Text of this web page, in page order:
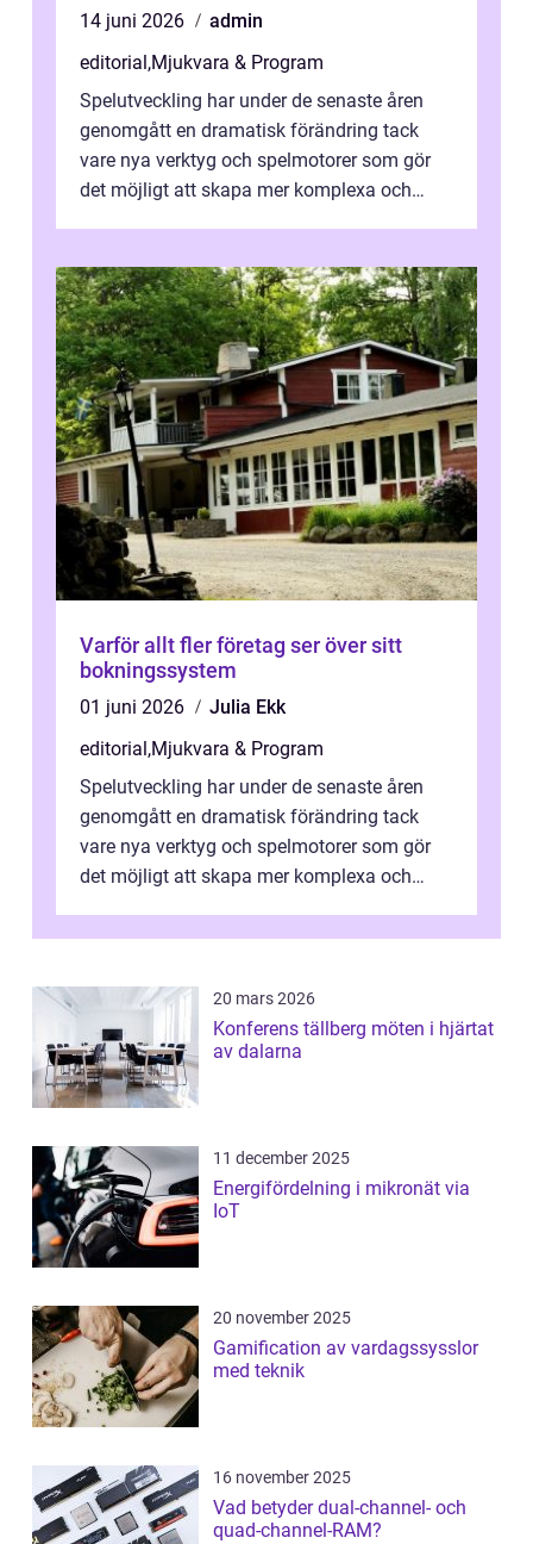
14 juni 2026
admin
editorial,Mjukvara & Program
Spelutveckling har under de senaste åren
genomgått en dramatisk förändring tack
vare nya verktyg och spelmotorer som gör
det möjligt att skapa mer komplexa och
Varför allt fler företag ser över sitt
bokningssystem
01 juni 2026
Julia Ekk
editorial,Mjukvara & Program
Spelutveckling har under de senaste åren
genomgått en dramatisk förändring tack
vare nya verktyg och spelmotorer som gör
det möjligt att skapa mer komplexa och
20 mars 2026
Konferens tällberg möten i hjärtat
av dalarna
11 december 2025
Energifördelning i mikronät via
IoT
20 november 2025
Gamification av vardagssysslor
med teknik
16 november 2025
Vad betyder dual-channel- och
quad-channel-RAM?